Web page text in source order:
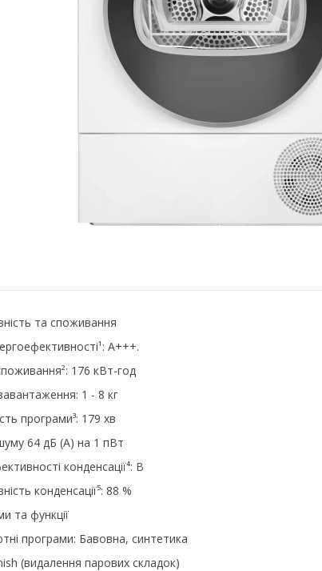
та споживання
A+++.
176 кВт-год
1 - 8 кг
програми³: 179 хв
64 дБ (А) на 1 пВт
конденсації⁴: B
конденсації⁵: 88 %
та функції
програми: Бавовна, синтетика
(видалення парових складок)